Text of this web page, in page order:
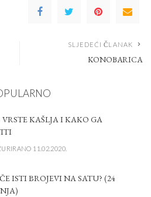
SLJEDEĆI ČLANAK
KONOBARICA
VRSTE KAŠLJA I KAKO GA
11.02.2020.
ISTI BROJEVI NA SATU? (24